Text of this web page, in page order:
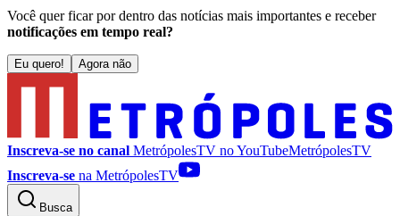
Você quer ficar por dentro das notícias mais importantes e receber
notificações em tempo real?
Eu quero! Agora não
Inscreva-se no canal MetrópolesTV noYouTubeMetrópolesTV
Inscreva-se na MetrópolesTV
Busca